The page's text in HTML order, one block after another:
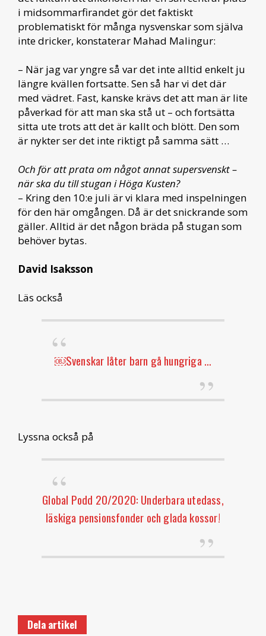
i midsommarfirandet gör det faktiskt
problematiskt för många nysvenskar som själva
inte dricker, konstaterar Mahad Malingur:
– När jag var yngre så var det inte alltid enkelt ju
längre kvällen fortsatte. Sen så har vi det där
med vädret. Fast, kanske krävs det att man är lite
påverkad för att man ska stå ut – och fortsätta
sitta ute trots att det är kallt och blött. Den som
är nykter ser det inte riktigt på samma sätt …
Och för att prata om något annat supersvenskt –
när ska du till stugan i Höga Kusten?
– Kring den 10:e juli är vi klara med inspelningen
för den här omgången. Då är det snickrande som
gäller. Alltid är det någon bräda på stugan som
behöver bytas.
David Isaksson
Läs också
￼Svenskar låter barn gå hungriga …
Lyssna också på
Global Podd 20/2020: Underbara utedass,
läskiga pensionsfonder och glada kossor!
Dela artikel